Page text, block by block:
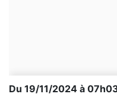
Du 19/11/2024 à